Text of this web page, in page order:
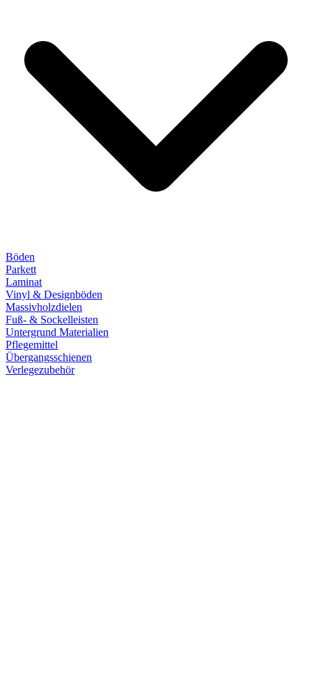
Böden
Parkett
Laminat
Vinyl & Designböden
Massivholzdielen
Fuß- & Sockelleisten
Untergrund Materialien
Pflegemittel
Übergangsschienen
Verlegezubehör